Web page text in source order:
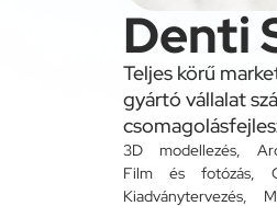
Denti
Teljes körű
gyártó vállalat
3D modellezés
Film és fotózás
Kiadványtervezés